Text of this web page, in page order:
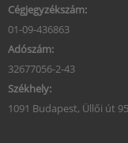
Cégjegyzékszám:
01-09-436863
Adószám:
32677056-2-43
Székhely:
1091 Budapest, Üllői út